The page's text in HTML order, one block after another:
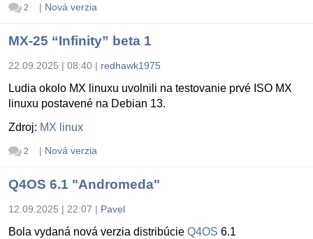
2 | Nová verzia
MX-25 “Infinity” beta 1
22.09.2025 | 08:40 | redhawk1975
Ludia okolo MX linuxu uvolnili na testovanie prvé ISO MX
linuxu postavené na Debian 13.
Zdroj: MX linux
2 | Nová verzia
Q4OS 6.1 "Andromeda"
12.09.2025 | 22:07 | Pavel
Bola vydaná nová verzia distribúcie Q4OS 6.1